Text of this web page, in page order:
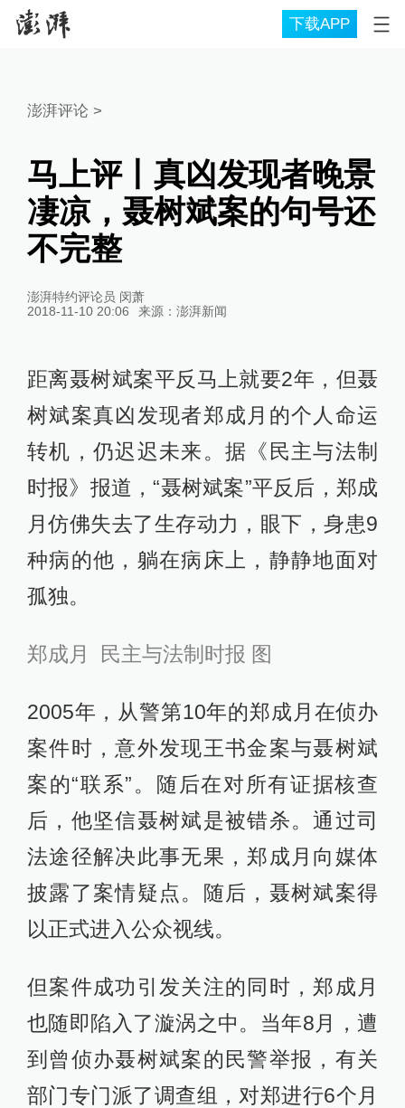
下载APP
澎湃评论 >
马上评丨真凶发现者晚景
凄凉，聂树斌案的句号还
不完整
澎湃特约评论员 闵萧
2018-11-10 20:06
来源： 澎湃新闻
距离聂树斌案平反马上就要2年，但聂
树斌案真凶发现者郑成月的个人命运
转机，仍迟迟未来。据《民主与法制
时报》报道，“聂树斌案”平反后，郑成
月仿佛失去了生存动力，眼下，身患9
种病的他，躺在病床上，静静地面对
孤独。
郑成月 民主与法制时报 图
2005年，从警第10年的郑成月在侦办
案件时，意外发现王书金案与聂树斌
案的“联系”。随后在对所有证据核查
后，他坚信聂树斌是被错杀。通过司
法途径解决此事无果，郑成月向媒体
披露了案情疑点。随后，聂树斌案得
以正式进入公众视线。
但案件成功引发关注的同时，郑成月
也随即陷入了漩涡之中。当年8月，遭
到曾侦办聂树斌案的民警举报，有关
部门专门派了调查组，对郑进行6个月